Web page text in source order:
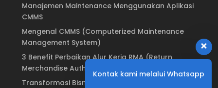
Manajemen Maintenance Menggunakan Aplikasi
CMMS
Mengenal CMMS (Computerized Maintenance
Management System)
3 Benefit Perbaikan Alur Kerja RMA (Return
Merchandise Authorization)
Transformasi Bisnis: Dari Sistem Garansi
Kontak kami melalui Whatsapp